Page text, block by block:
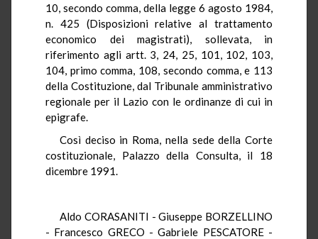
10, secondo comma, della legge 6 agosto 1984,
n. 425 (Disposizioni relative al trattamento
economico dei magistrati), sollevata, in
riferimento agli artt. 3, 24, 25, 101, 102, 103,
104, primo comma, 108, secondo comma, e 113
della Costituzione, dal Tribunale amministrativo
regionale per il Lazio con le ordinanze di cui in
epigrafe.
Così deciso in Roma, nella sede della Corte
costituzionale, Palazzo della Consulta, il 18
dicembre 1991.
Aldo CORASANITI - Giuseppe BORZELLINO
- Francesco GRECO - Gabriele PESCATORE -